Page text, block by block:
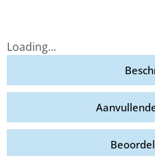
Loading...